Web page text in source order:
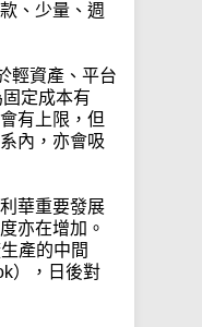
、少量、週
輕資產、平台
定成本有
有上限，但
內，亦會吸
華重要發展
亦在增加。
產的中間
），日後對